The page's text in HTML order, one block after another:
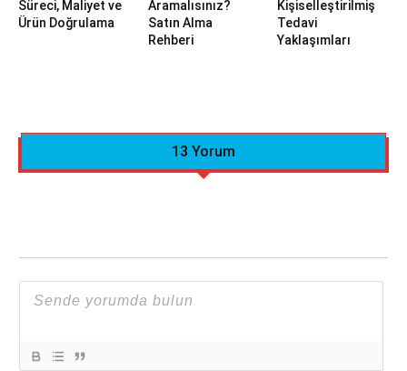
Süreci, Maliyet ve
Ürün Doğrulama
Aramalısınız?
Satın Alma
Rehberi
Kişiselleştirilmiş
Tedavi
Yaklaşımları
13 Yorum